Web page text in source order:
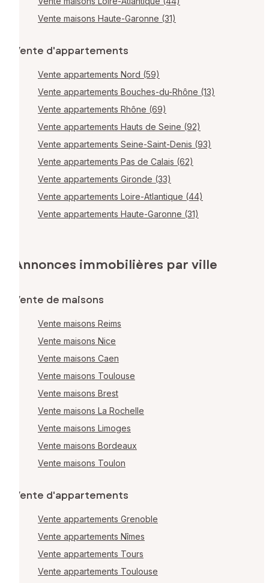
Vente maisons Haute-Garonne (31)
Vente d'appartements
Vente appartements Nord (59)
Vente appartements Bouches-du-Rhône (13)
Vente appartements Rhône (69)
Vente appartements Hauts de Seine (92)
Vente appartements Seine-Saint-Denis (93)
Vente appartements Pas de Calais (62)
Vente appartements Gironde (33)
Vente appartements Loire-Atlantique (44)
Vente appartements Haute-Garonne (31)
Annonces immobilières par ville
Vente de maisons
Vente maisons Reims
Vente maisons Nice
Vente maisons Caen
Vente maisons Toulouse
Vente maisons Brest
Vente maisons La Rochelle
Vente maisons Limoges
Vente maisons Bordeaux
Vente maisons Toulon
Vente d'appartements
Vente appartements Grenoble
Vente appartements Nîmes
Vente appartements Tours
Vente appartements Toulouse